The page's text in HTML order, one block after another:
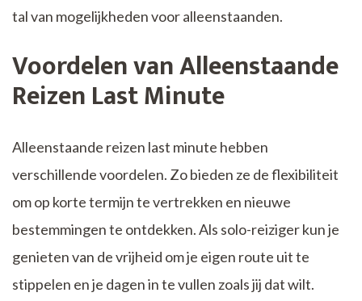
tal van mogelijkheden voor alleenstaanden.
Voordelen van Alleenstaande
Reizen Last Minute
Alleenstaande reizen last minute hebben
verschillende voordelen. Zo bieden ze de flexibiliteit
om op korte termijn te vertrekken en nieuwe
bestemmingen te ontdekken. Als solo-reiziger kun je
genieten van de vrijheid om je eigen route uit te
stippelen en je dagen in te vullen zoals jij dat wilt.